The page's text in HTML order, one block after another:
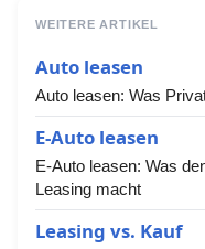
WEITERE ARTIKEL
Auto leasen
Auto leasen: Was
E-Auto leasen
E-Auto leasen: Was
Leasing macht
Leasing vs. Kauf